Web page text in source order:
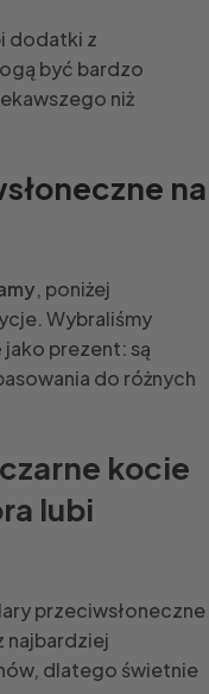
dodatki z
być bardzo
niż
na
, poniżej
Wybraliśmy
prezent: są
do różnych
kocie
lubi
przeciwsłoneczne
najbardziej
dlatego świetnie